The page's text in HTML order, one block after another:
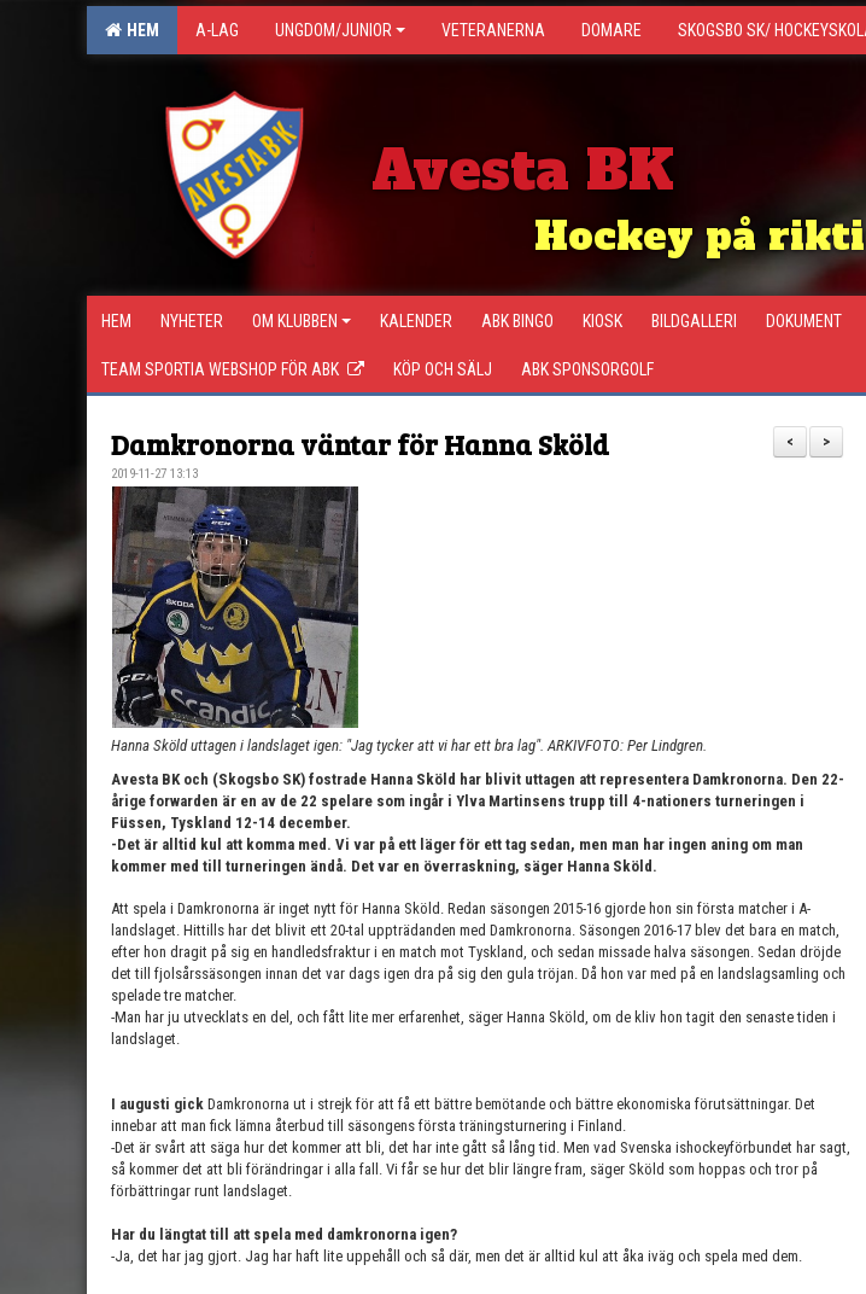
HEM A-LAG UNGDOM/JUNIOR VETERANERNA DOMARE SKOGSBO SK/
Avesta BK
Hockey på
HEM NYHETER OM KLUBBEN KALENDER ABK BINGO KIOSK BILDGALLERI DOKUMENT
TEAM SPORTIA WEBSHOP FÖR ABK KÖP OCH SÄLJ ABK SPONSORGOLF
>
<
Damkronorna väntar för Hanna Sköld
2019-11-27 13:13
Hanna Sköld uttagen i landslaget igen: "Jag tycker att vi har ett bra lag". ARKIVFOTO: Per Lindgren.
Avesta BK och (Skogsbo SK) fostrade Hanna Sköld har blivit uttagen att representera Damkronorna. Den 22-
årige forwarden är en av de 22 spelare som ingår i Ylva Martinsens trupp till 4-nationers turneringen i
Füssen, Tyskland 12-14 december.
-Det är alltid kul att komma med. Vi var på ett läger för ett tag sedan, men man har ingen aning om man
kommer med till turneringen ändå. Det var en överraskning, säger Hanna Sköld.
Att spela i Damkronorna är inget nytt för Hanna Sköld. Redan säsongen 2015-16 gjorde hon sin första matcher i A-
landslaget. Hittills har det blivit ett 20-tal uppträdanden med Damkronorna. Säsongen 2016-17 blev det bara en match,
efter hon dragit på sig en handledsfraktur i en match mot Tyskland, och sedan missade halva säsongen. Sedan dröjde
det till fjolsårssäsongen innan det var dags igen dra på sig den gula tröjan. Då hon var med på en landslagsamling och
spelade tre matcher.
-Man har ju utvecklats en del, och fått lite mer erfarenhet, säger Hanna Sköld, om de kliv hon tagit den senaste tiden i
landslaget.
I augusti gick Damkronorna ut i strejk för att få ett bättre bemötande och bättre ekonomiska förutsättningar. Det
innebar att man fick lämna återbud till säsongens första träningsturnering i Finland.
-Det är svårt att säga hur det kommer att bli, det har inte gått så lång tid. Men vad Svenska ishockeyförbundet har sagt,
så kommer det att bli förändringar i alla fall. Vi får se hur det blir längre fram, säger Sköld som hoppas och tror på
förbättringar runt landslaget.
Har du längtat till att spela med damkronorna igen?
-Ja, det har jag gjort. Jag har haft lite uppehåll och så där, men det är alltid kul att åka iväg och spela med dem.